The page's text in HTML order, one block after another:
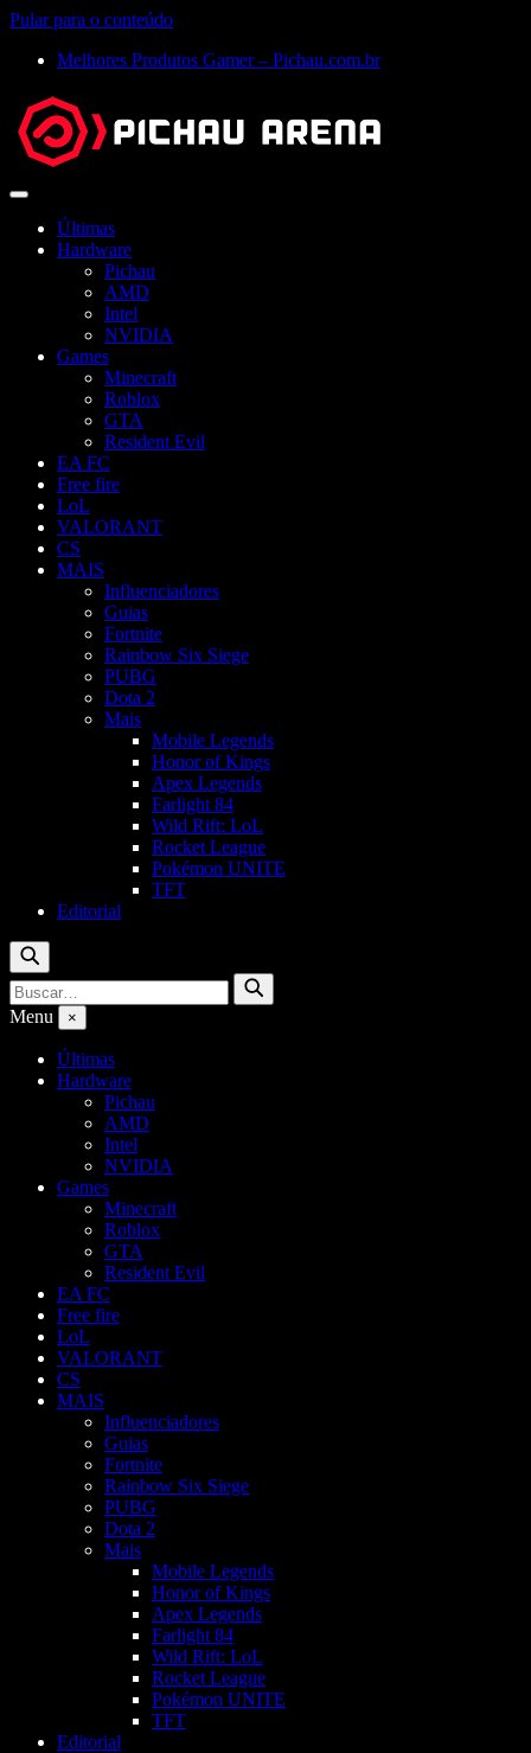
Pular para o conteúdo
Melhores Produtos Gamer – Pichau.com.br
Abrir
Últimas
Hardware
Pichau
AMD
Intel
NVIDIA
Games
Minecraft
Roblox
GTA
Resident Evil
EA FC
Free fire
LoL
VALORANT
CS
MAIS
Influenciadores
Guias
Fortnite
Rainbow Six Siege
PUBG
Dota 2
Mais
Mobile Legends
Honor of Kings
Apex Legends
Farlight 84
Wild Rift: LoL
Rocket League
Pokémon UNITE
TFT
Editorial
Buscar
Buscar
por:
Buscar
Menu ×
Últimas
Hardware
Pichau
AMD
Intel
NVIDIA
Games
Minecraft
Roblox
GTA
Resident Evil
EA FC
Free fire
LoL
VALORANT
CS
MAIS
Influenciadores
Guias
Fortnite
Rainbow Six Siege
PUBG
Dota 2
Mais
Mobile Legends
Honor of Kings
Apex Legends
Farlight 84
Wild Rift: LoL
Rocket League
Pokémon UNITE
TFT
Editorial